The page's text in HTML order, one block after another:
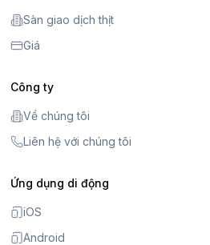
Sàn giao dịch thịt
Giá
Công ty
Về chúng tôi
Liên hệ với chúng tôi
Ứng dụng di động
iOS
Android